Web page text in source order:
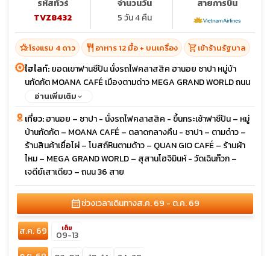
รหัสทัวร์
TVZ8432
จำนวนวัน
5 วัน 4 คืน
สายการบิน
hotel_classโรงแรม 4 ดาว restaurant อาหาร 12 มื้อ + บนเครื่อง shopping_cartเข้าร้านรัฐบาล
ไฮไลท์:ยอดเขาฟานซีปัน นั่งรถไฟคลาสสิค ฮานอย ซาปา หมู่บ้า
นกัดกัต MOANA CAFÉ เมืองตามด่าว MEGA GRAND WORLD ถนน
36 สาย สุสานโฮจิมินห์ วัดเฉินก๊วก
อ่านเพิ่มเติม
เที่ยว:ฮานอย – ซาปา - นั่งรถไฟคลาสสิค - ขึ้นกระเช้าฟาซีปัน – หมู่
บ้านกัดกัต – MOANA CAFÉ – ตลาดกลางคืน - ซาปา – ตามด๋าว –
ร้านสินค้าเยื่อไผ่ – โบสถ์หินตามด้าว – QUAN GIO CAFÉ – ร้านผ้า
ไหม – MEGA GRAND WORLD – สุสานโฮจิมินห์ - วัดเฉินก๊วก –
เจดีย์เสาเดียว – ถนน 36 สาย
calendar_monthช่วงเวลาเดินทางส.ค. 69 - ต.ค. 69
ส.ค. 69 เต็ม
09-13